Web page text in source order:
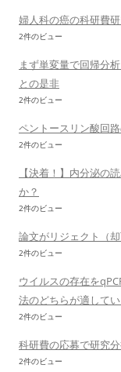
婦人科の癌の科研費
2件のビュー
まず単変量で回帰分
との是非
2件のビュー
ペントースリン酸回
2件のビュー
【決着！】内分泌の
か？
2件のビュー
論文がリジェクト（
2件のビュー
ウイルスの存在を
法のどちらが適して
2件のビュー
科研費の応募で研究
2件のビュー